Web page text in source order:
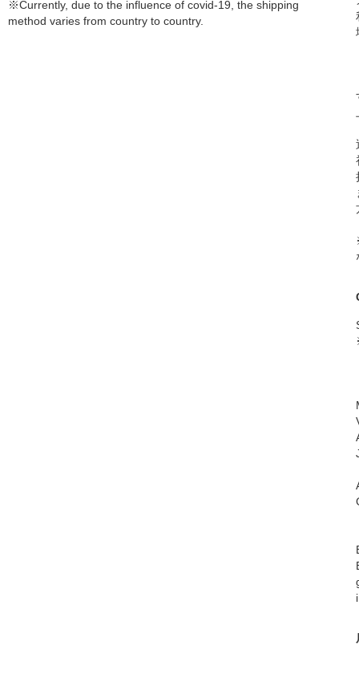
※Currently, due to the influence of covid-19, the shipping
method varies from country to country.